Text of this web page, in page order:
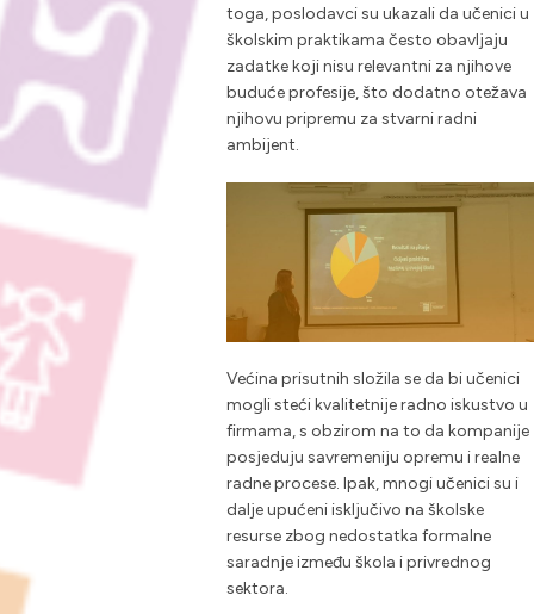
toga, poslodavci su ukazali da učenici u
školskim praktikama često obavljaju
zadatke koji nisu relevantni za njihove
buduće profesije, što dodatno otežava
njihovu pripremu za stvarni radni
ambijent.
Većina prisutnih složila se da bi učenici
mogli steći kvalitetnije radno iskustvo u
firmama, s obzirom na to da kompanije
posjeduju savremeniju opremu i realne
radne procese. Ipak, mnogi učenici su i
dalje upućeni isključivo na školske
resurse zbog nedostatka formalne
saradnje između škola i privrednog
sektora.